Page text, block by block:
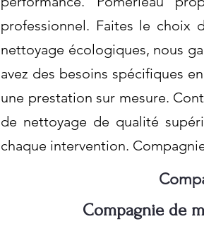
professionnel. Faites le
nettoyage écologiques, nous
avez des besoins spécifiques
une prestation sur mesure.
de nettoyage de qualité
chaque intervention.
Compagnie de